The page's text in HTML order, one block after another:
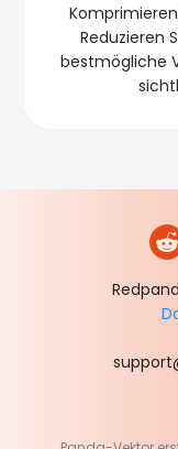
Reduzieren
bestmögliche